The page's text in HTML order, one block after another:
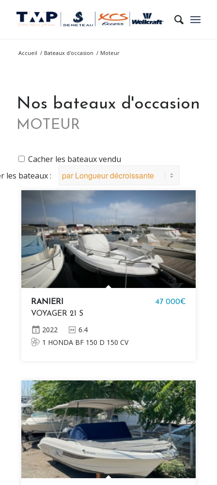
Nos bateaux d'occasion
MOTEUR
Accueil / Bateaux d'occasion / Moteur
Cacher les bateaux vendu
les bateaux :
RANIERI
VOYAGER 21 S
47 000€
2022
6.4
1 HONDA BF 150 D 150 CV